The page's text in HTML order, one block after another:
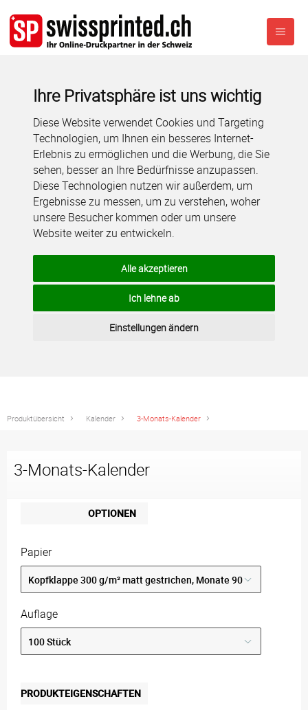
Ihre Privatsphäre ist uns wichtig
Diese Website verwendet Cookies und Targeting
Technologien, um Ihnen ein besseres Internet-
Erlebnis zu ermöglichen und die Werbung, die Sie
sehen, besser an Ihre Bedürfnisse anzupassen.
Diese Technologien nutzen wir außerdem, um
Ergebnisse zu messen, um zu verstehen, woher
unsere Besucher kommen oder um unsere
Website weiter zu entwickeln.
Alle akzeptieren
Ich lehne ab
Einstellungen ändern
Produktübersicht Kalender 3-Monats-Kalender
3-Monats-Kalender
OPTIONEN
Papier
Auflage
PRODUKTEIGENSCHAFTEN